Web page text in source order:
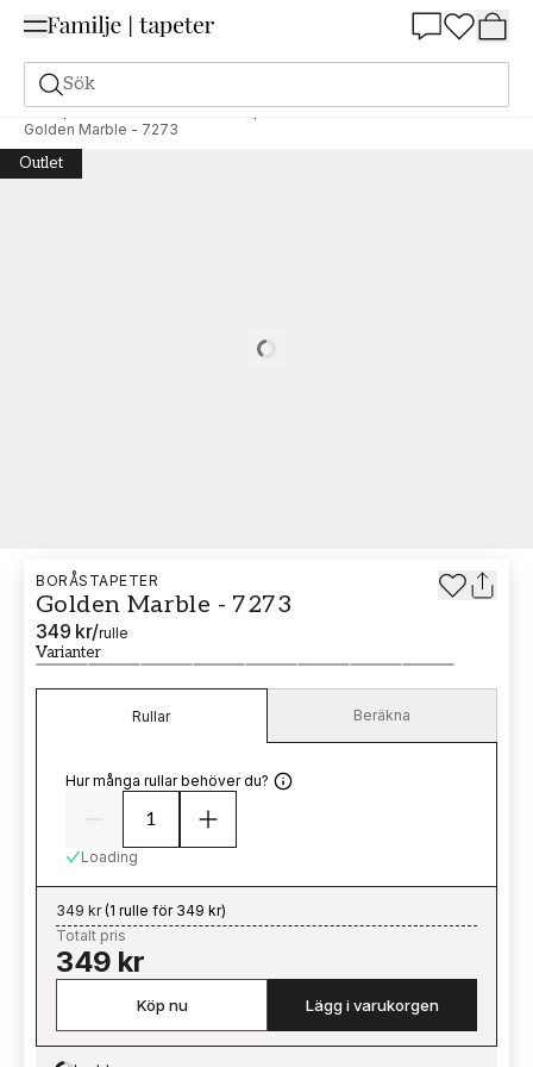
Sök
Tapeter Varumärken Boråstapeter Graceful Stories
Golden Marble - 7273
Outlet
BORÅSTAPETER
Golden Marble - 7273
349 kr/rulle
Varianter
Rullar Beräkna
Hur många rullar behöver du?
Loading
349 kr(1 rulle för 349 kr)
Totalt pris
349 kr
Köp nu Lägg i varukorgen